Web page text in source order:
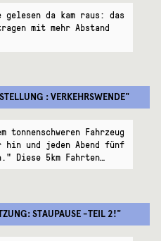
da kam raus: das
mit mehr Abstand
: VERKEHRSWENDE"
tonnenschweren Fahrzeug
hin und jeden Abend fünf
Diese 5km Fahrten…
STAUPAUSE -TEIL 2!"